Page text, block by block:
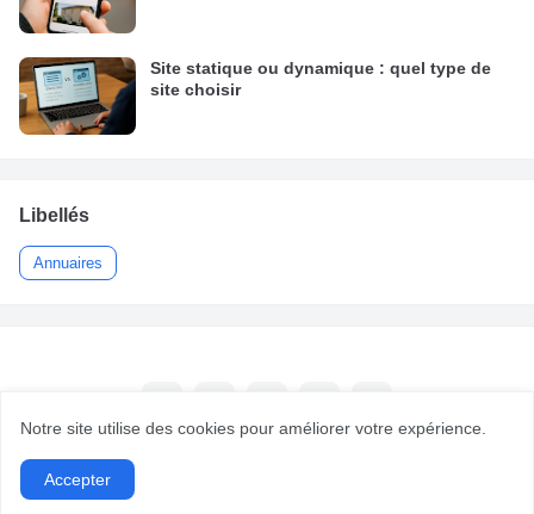
Site statique ou dynamique : quel type de
site choisir
Libellés
Annuaires
Notre site utilise des cookies pour améliorer votre expérience.
Accepter